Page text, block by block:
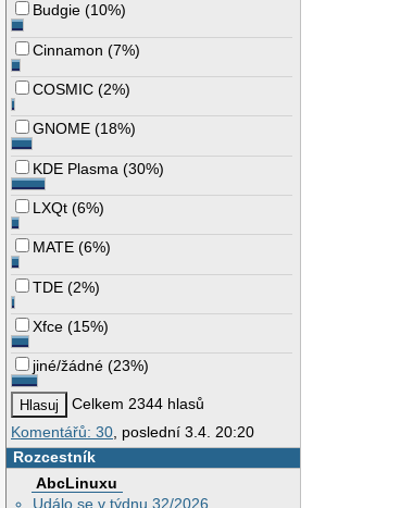
Budgie (10%)
Cinnamon (7%)
COSMIC (2%)
GNOME (18%)
KDE Plasma (30%)
LXQt (6%)
MATE (6%)
TDE (2%)
Xfce (15%)
jiné/žádné (23%)
Celkem 2344 hlasů
Komentářů: 30 , poslední 3.4. 20:20
Rozcestník
AbcLinuxu
Událo se v týdnu 32/2026